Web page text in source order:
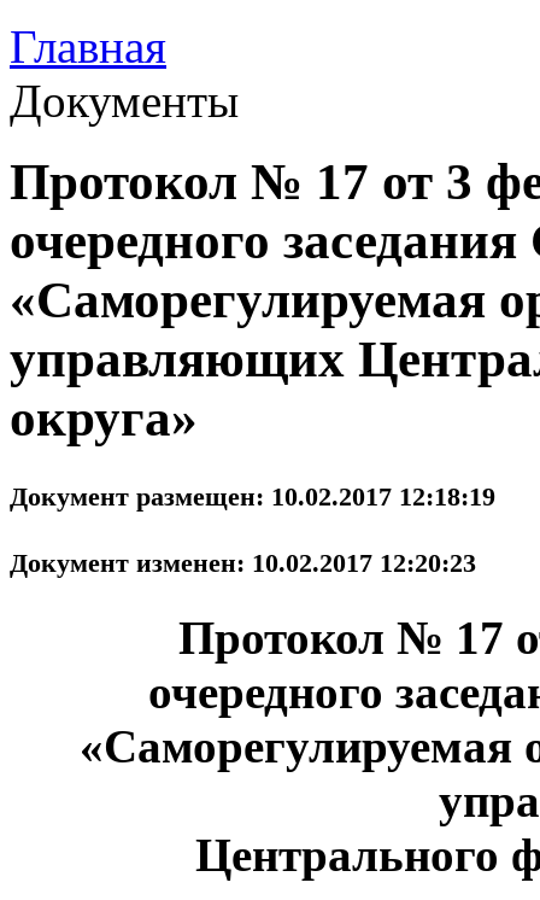
Главная
Документы
Протокол № 17 от 3
очередного
«Саморегулируемая
управляющих
округа»
Документ размещен: 10.02.2017 12:18:19
Документ изменен: 10.02.2017 12:20:23
Протокол № 17
очередного
«Саморегулируемая
Центрального